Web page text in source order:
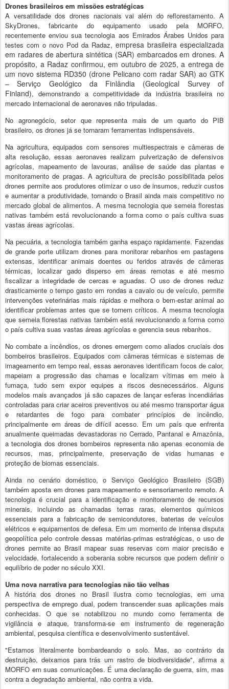
Drones brasileiros em missões estratégicas
A versatilidade dos drones nacionais vai além do reflorestamento. A
SkyDrones, fabricante do equipamento usado pela MORFO,
recentemente enviou sua tecnologia aos Emirados Árabes Unidos para
testes com o novo Pod da Radaz, empresa brasileira especializada
em radares de abertura sintética (SAR) embarcados em drones.A
propósito, a Radaz confirmou, em outubro de 2025, a entrega de
um novo sistema RD350 (drone Pelicano com radar SAR) ao GTK
– Serviço Geológico da Finlândia (Geological Survey of
Finland), demonstrando a competitividade da indústria brasileira no
mercado internacional de aeronaves não tripuladas.
No agronegócio, setor que representa mais de um quarto do PIB
brasileiro, os drones já se tornaram ferramentas indispensáveis.
Na agricultura, equipados com sensores multiespectrais e câmeras de
alta resolução, essas aeronaves realizam pulverização de defensivos
agrícolas, mapeamento de lavouras, análise de saúde das plantas e
monitoramento de pragas. A agricultura de precisão possibilitada pelos
drones permite aos produtores otimizar o uso de insumos, reduzir custos
e aumentar a produtividade, tornando o Brasil ainda mais competitivo no
mercado global de alimentos. A mesma tecnologia que semeia florestas
nativas também está revolucionando a forma como o país cultiva suas
vastas áreas agrícolas.
Na pecuária, a tecnologia também ganha espaço rapidamente. Fazendas
de grande porte utilizam drones para monitorar rebanhos em pastagens
extensas, identificar animais doentes ou feridos através de câmeras
térmicas, localizar gado disperso em áreas remotas e até mesmo
fiscalizar a integridade de cercas e aguadas. O uso de drones reduz
drasticamente o tempo gasto em rondas a cavalo ou de veículo, permite
intervenções veterinárias mais rápidas e melhora o bem-estar animal ao
identificar problemas antes que se tornem críticos. A mesma tecnologia
que semeia florestas nativas também está revolucionando a forma como
o país cultiva suas vastas áreas agrícolas e gerencia seus rebanhos.
No combate a incêndios, os drones emergem como aliados cruciais dos
bombeiros brasileiros. Equipados com câmeras térmicas e sistemas de
imageamento em tempo real, essas aeronaves identificam focos de calor,
mapeiam a progressão das chamas e localizam vítimas em meio à
fumaça, tudo sem expor equipes a riscos desnecessários. Alguns
modelos mais avançados já são capazes de lançar esferas incendiárias
controladas para criar aceiros preventivos ou até mesmo transportar água
e retardantes de fogo para combater princípios de incêndio,
principalmente em áreas de difícil acesso. Em um país que enfrenta
anualmente queimadas devastadoras no Cerrado, Pantanal e Amazônia,
a tecnologia dos drones bombeiros representa não apenas economia de
recursos, mas, principalmente, preservação de vidas humanas e
proteção de biomas essenciais.
Ainda no cenário doméstico, o Serviço Geológico Brasileiro (SGB)
também aposta em drones para mapeamento e sensoriamento remoto. A
tecnologia é crucial para a identificação e monitoramento de recursos
minerais, incluindo as chamadas terras raras, elementos químicos
essenciais para a fabricação de semicondutores, baterias de veículos
elétricos e equipamentos de defesa. Em um momento de intensa disputa
geopolítica pelo controle dessas matérias-primas estratégicas, o uso de
drones permite ao Brasil mapear suas reservas com maior precisão e
velocidade, fortalecendo a soberania sobre recursos que podem definir o
equilíbrio de poder no século XXI.
Uma nova narrativa para tecnologias não tão velhas
A história dos drones no Brasil ilustra como tecnologias, em uma
perspectiva de emprego dual, podem transcender suas aplicações mais
conhecidas. O que se notabilizou no mundo como ferramenta de
vigilância e ataque, transforma-se em instrumento de regeneração
ambiental, pesquisa científica e desenvolvimento sustentável.
"Estamos literalmente bombardeando o solo. Mas, ao contrário da
destruição, deixamos para trás um rastro de biodiversidade", afirma a
MORFO em suas comunicações. É uma declaração de guerra, sim, mas
contra a degradação ambiental, não contra a vida.